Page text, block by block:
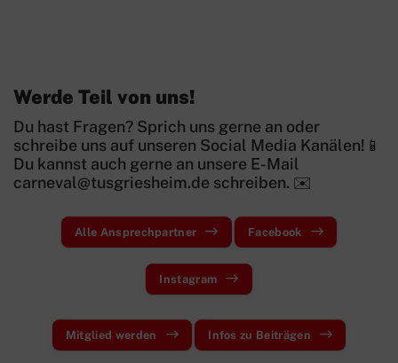
Werde Teil von uns!
Du hast Fragen? Sprich uns gerne an oder
schreibe uns auf unseren Social Media Kanälen!📱
Du kannst auch gerne an unsere E-Mail
carneval@tusgriesheim.de schreiben. ✉️
Alle Ansprechpartner Facebook
Instagram
Mitglied werden Infos zu Beiträgen